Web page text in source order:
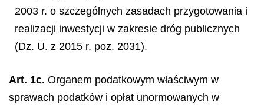
2003 r. o szczególnych zasadach przygotowania i
realizacji inwestycji w zakresie dróg publicznych
(Dz. U. z 2015 r. poz. 2031).
Art. 1c. Organem podatkowym właściwym w
sprawach podatków i opłat unormowanych w